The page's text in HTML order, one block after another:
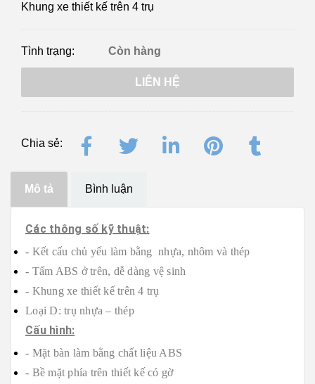
Khung xe thiết kế trên 4 trụ
Tình trạng: Còn hàng
LIÊN HỆ
Chia sẻ:
Mô tả Bình luận
Các thông số kỹ thuật:
- Kết cấu chủ yếu làm bằng nhựa, nhôm và thép
- Tấm ABS ở trên, dễ dàng vệ sinh
- Khung xe thiết kế trên 4 trụ
Loại D: trụ nhựa – thép
Cấu hình:
- Mặt bàn làm bằng chất liệu ABS
- Bề mặt phía trên thiết kế có gờ